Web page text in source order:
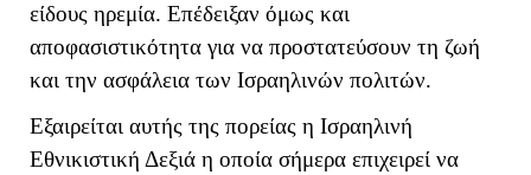
είδους ηρεμία. Επέδειξαν όμως και
αποφασιστικότητα για να προστατεύσουν τη ζωή
και την ασφάλεια των Ισραηλινών πολιτών.
Εξαιρείται αυτής της πορείας η Ισραηλινή
Εθνικιστική Δεξιά η οποία σήμερα επιχειρεί να